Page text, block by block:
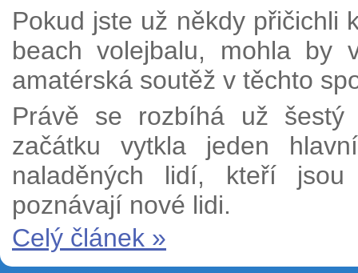
Pokud jste už někdy přičichli
beach volejbalu, mohla by
amatérská soutěž v těchto
Právě se rozbíhá už
začátku vytkla jeden
naladěných lidí, kteří
poznávají nové lidi.
Celý článek »